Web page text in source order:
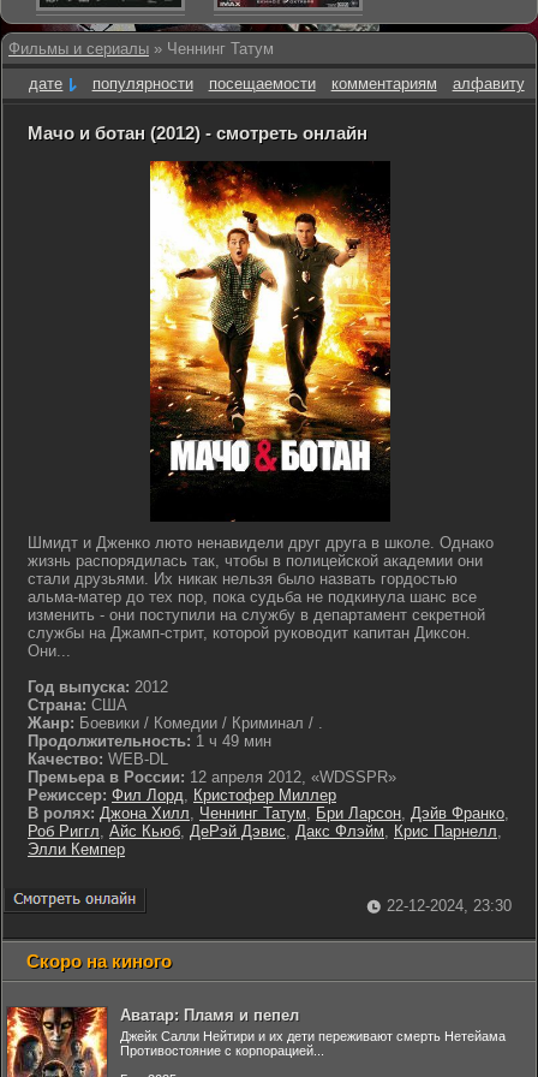
Фильмы и сериалы » Ченнинг Татум
дате
популярности посещаемости комментариям алфавиту
Мачо и ботан (2012) - смотреть онлайн
Шмидт и Дженко люто ненавидели друг друга в школе. Однако
жизнь распорядилась так, чтобы в полицейской академии они
стали друзьями. Их никак нельзя было назвать гордостью
альма-матер до тех пор, пока судьба не подкинула шанс все
изменить - они поступили на службу в департамент секретной
службы на Джамп-стрит, которой руководит капитан Диксон.
Они...
Год выпуска: 2012
Страна: США
Жанр: Боевики / Комедии / Криминал / .
Продолжительность: 1 ч 49 мин
Качество: WEB-DL
Премьера в России: 12 апреля 2012, «WDSSPR»
Режиссер: Фил Лорд, Кристофер Миллер
В ролях: Джона Хилл, Ченнинг Татум, Бри Ларсон, Дэйв Франко,
Роб Риггл, Айс Кьюб, ДеРэй Дэвис, Дакс Флэйм, Крис Парнелл,
Элли Кемпер
22-12-2024, 23:30
Скоро на киного
Аватар: Пламя и пепел
Джейк Салли Нейтири и их дети переживают смерть Нетейама
Противостояние с корпорацией...